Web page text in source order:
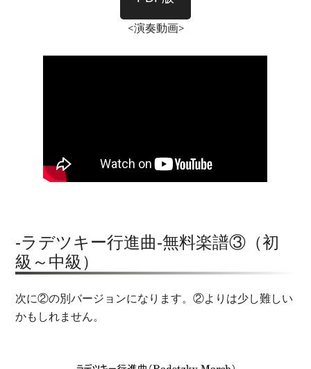
<演奏動画>
-ラデツキー行進曲-無料楽譜③（初
級～中級）
次に②の別バージョンになります。②よりは少し難しい
かもしれません。